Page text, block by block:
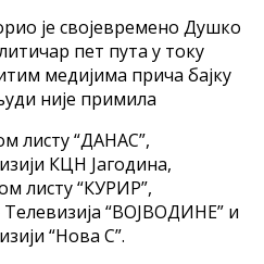
је својевремено Душко
пет пута у току
медијима прича бајку
није примила
листу “ДАНАС”,
КЦН Јагодина,
листу “КУРИР”,
Телевизија “ВОЈВОДИНЕ” и
“Нова С”.